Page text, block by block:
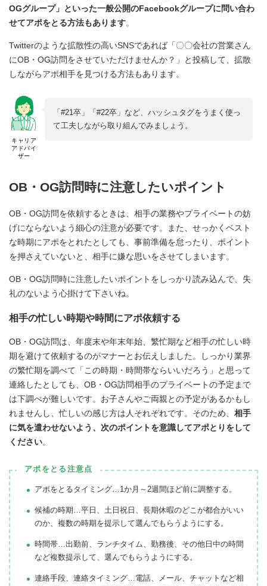
OGグループ」といった一般公開のFacebookグループに問い合わ
せてアポをとる方法もあります。
Twitterのような拡散性の高いSNSであれば「〇〇会社の営業さん
にOB・OG訪問をさせていただけませんか？」と投稿して、拡散
しながらアポ相手を見つける方法もあります。
キャリア
アドバイ
ザー
「#21卒」「#22卒」など、ハッシュタグをうまく使っ
て工夫しながら取り組んでみましょう。
OB・OG訪問時に注意したいポイント
OB・OG訪問を依頼するときは、相手の業務やプライベートの妨
げにならないよう細心の注意が必要です。また、せっかくベスト
な時期にアポをとれたとしても、事前準備を怠ったり、ポイント
を押さえていないと、相手に嫌な思いをさせてしまいます。
OB・OG訪問時に注意したいポイントをしっかり読み込んで、失
礼のないよう心掛けて下さいね。
相手の忙しい時期や時間にアポ依頼する
OB・OG訪問は、年度末や年末年始、繁忙期など相手の忙しい時
期を避けて依頼するのがマナーとお伝えしました。しっかり業界
の繁忙期を調べて「この時期・時間帯ならいいだろう」と思って
連絡したとしても、OB・OG訪問相手のプライベートの予定まで
は下調べが難しいです。お子さんやご両親との予定があるかもし
れませんし、忙しいの感じ方は人それぞれです。そのため、 相手
に気を遣わせないよう、次のポイントを意識してアポとりをして
ください。
アポをとる注意点
アポをとるタイミング…1か月～2週間ほど前に調整する。
候補の時期…平日、土日祝日、長期休暇のどこが都合がいい
のか、複数の時期を提示して選んでもらうようにする。
時間帯…出勤前、ランチタイム、勤務後、その他日中の時間
など複数提示して、選んでもらうようにする。
連絡手段、連絡タイミング…電話、メール、チャットなど相